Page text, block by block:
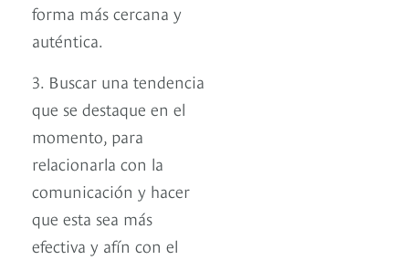
forma más cercana y
auténtica.
3. Buscar una tendencia
que se destaque en el
momento, para
relacionarla con la
comunicación y hacer
que esta sea más
efectiva y afín con el